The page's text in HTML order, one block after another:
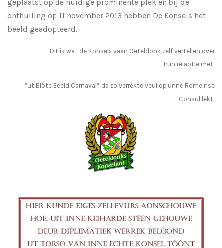
geplaatst op de huidige prominente plek en bij de
onthulling op 11 november 2013 hebben De Konsels het
beeld geadopteerd.
Dit is wat de Konsels vaan Oeteldonk zelf vertellen over
hun relaotie met:
“ut Blôte Beeld Carnaval” da zo verrèkte veul op unne Romeinse
Consul lèkt: